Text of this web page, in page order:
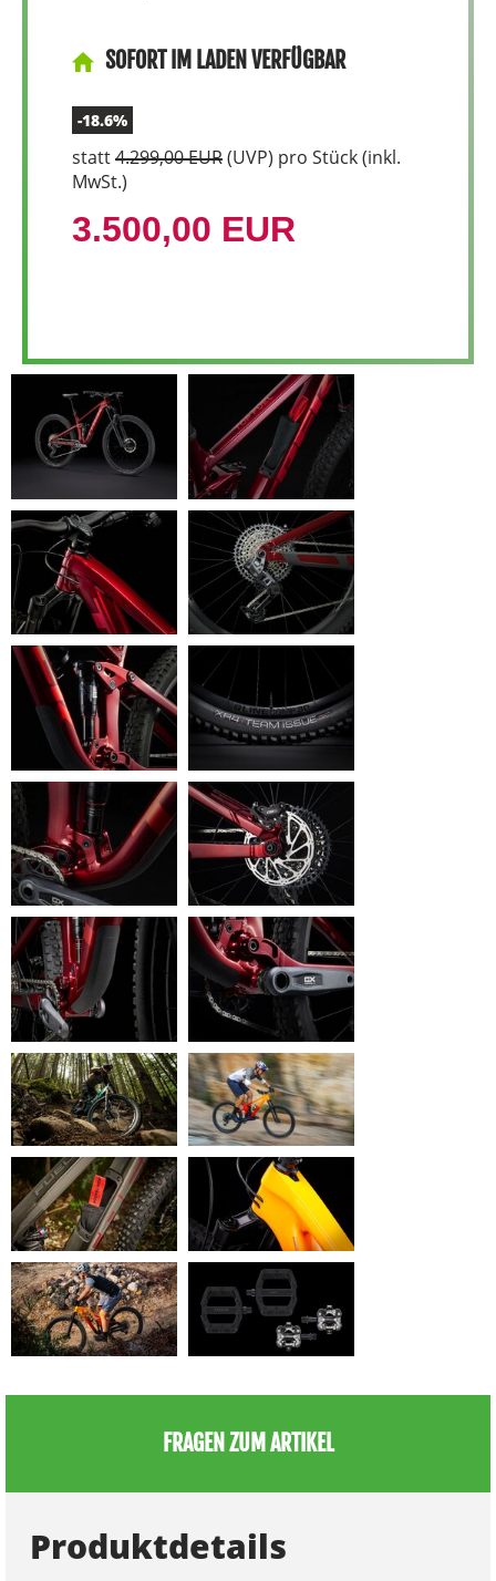
SOFORT IM LADEN VERFÜGBAR
-18.6%
statt4.299,00 EUR(UVP) pro Stück (inkl.
MwSt.)
3.500,00 EUR
FRAGEN ZUM ARTIKEL
Produktdetails